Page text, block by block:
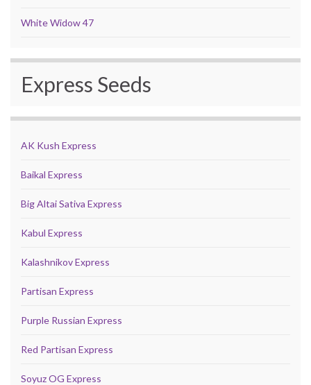
White Widow 47
Express Seeds
AK Kush Express
Baikal Express
Big Altai Sativa Express
Kabul Express
Kalashnikov Express
Partisan Express
Purple Russian Express
Red Partisan Express
Soyuz OG Express